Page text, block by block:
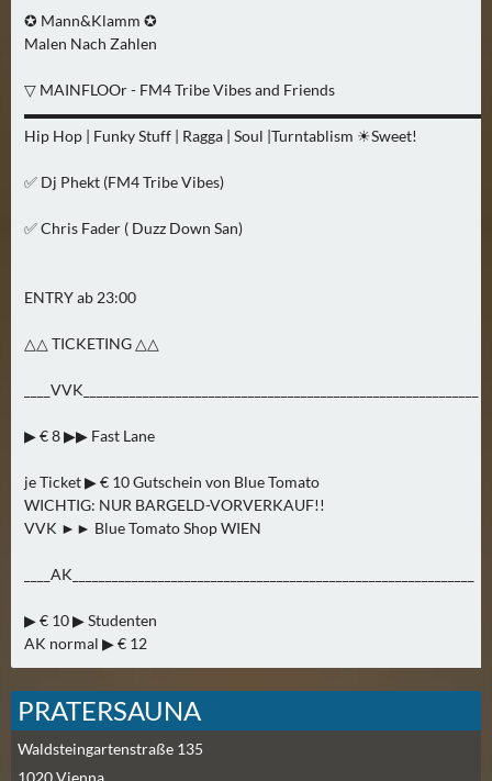
F
R
I
T
A
(
0
N
C
T
R
S
A
T
A
G
(
0
)
✪ Mann&Klamm ✪
Malen Nach Zahlen
▽ MAINFLOOr - FM4 Tribe Vibes and Friends
Hip Hop | Funky Stuff | Ragga | Soul |Turntablism ☀︎Sweet!
✅ Dj Phekt (FM4 Tribe Vibes)
✅ Chris Fader ( Duzz Down San)
ENTRY ab 23:00
△△ TICKETING △△
____VVK____________________________________________________________
▶ € 8 ▶▶ Fast Lane
je Ticket ▶ € 10 Gutschein von Blue Tomato
WICHTIG: NUR BARGELD-VORVERKAUF!!
VVK ►► Blue Tomato Shop WIEN
____AK_____________________________________________________________
▶ € 10 ▶ Studenten
AK normal ▶ € 12
PRATERSAUNA
Waldsteingartenstraße 135
1020Vienna